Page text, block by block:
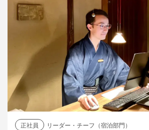
正社員
リーダー・チーフ（宿泊部門）